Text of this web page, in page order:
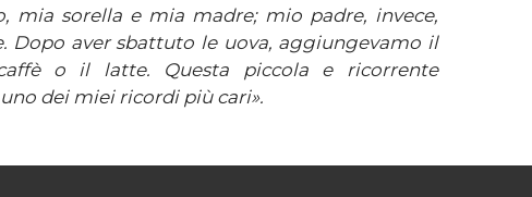
mia sorella e mia madre; mio padre, invece,
Dopo aver sbattuto le uova, aggiungevamo il
o il latte. Questa piccola e ricorrente
dei miei ricordi più cari».